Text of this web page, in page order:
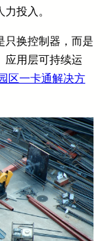
投入。
只换控制器，而是
应用层可持续运
区一卡通解决方